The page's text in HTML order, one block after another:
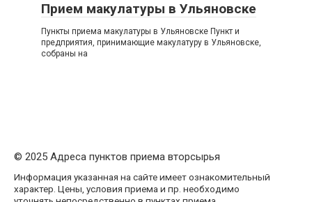
Прием макулатуры в Ульяновске
Пункты приема макулатуры в Ульяновске Пункт и
предприятия, принимающие макулатуру в Ульяновске,
собраны на
© 2025 Адреса пунктов приема вторсырья
Информация указанная на сайте имеет ознакомительный
характер. Цены, условия приема и пр. необходимо